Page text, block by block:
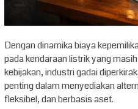
Dengan dinamika biaya
pada kendaraan listrik yang
kebijakan, industri gadai
penting dalam menyediakan
fleksibel, dan berbasis aset.